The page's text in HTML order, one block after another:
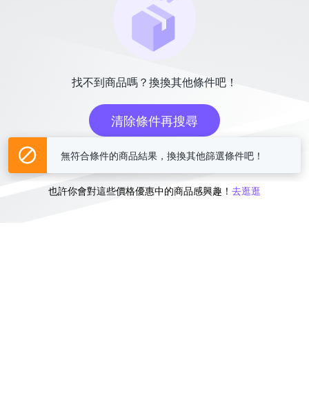
找不到商品嗎？換換其他條件吧！
清除條件再搜尋
或
也許你會對這些價格優惠中的商品感興趣！ 去逛逛
無符合條件的商品結果，換換其他篩選條件吧！